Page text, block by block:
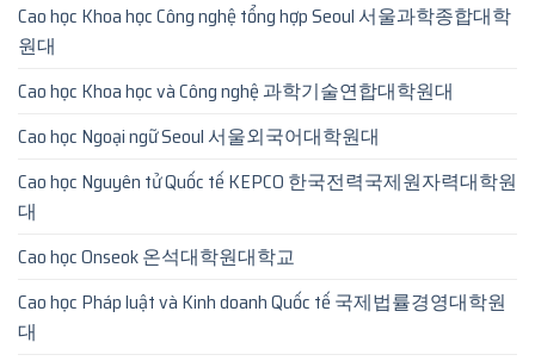
Cao học Khoa học Công nghệ tổng hợp Seoul 서울과학종합대학
원대
Cao học Khoa học và Công nghệ 과학기술연합대학원대
Cao học Ngoại ngữ Seoul 서울외국어대학원대
Cao học Nguyên tử Quốc tế KEPCO 한국전력국제원자력대학원
대
Cao học Onseok 온석대학원대학교
Cao học Pháp luật và Kinh doanh Quốc tế 국제법률경영대학원
대